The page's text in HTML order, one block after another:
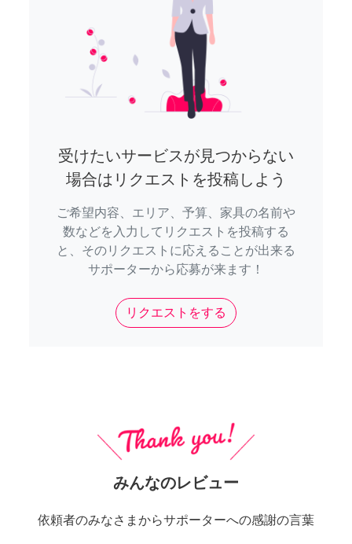
受けたいサービスが見つからない
場合はリクエストを投稿しよう
ご希望内容、エリア、予算、家具の名前や
数などを入力してリクエストを投稿する
と、そのリクエストに応えることが出来る
サポーターから応募が来ます！
リクエストをする
みんなのレビュー
依頼者のみなさまからサポーターへの感謝の言葉